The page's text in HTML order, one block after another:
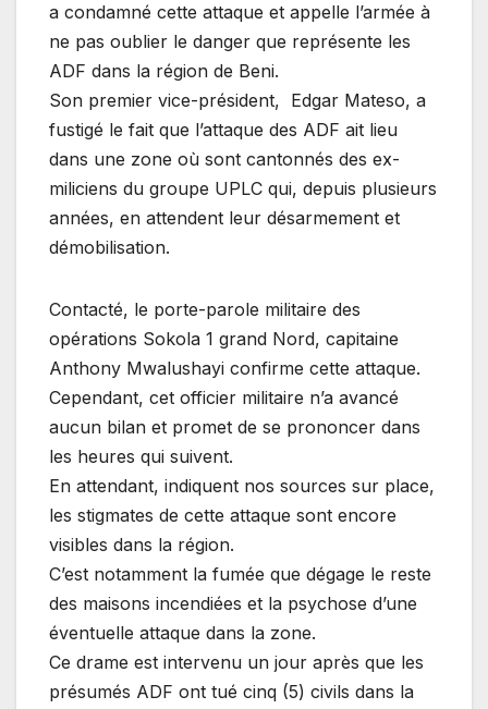
a condamné cette attaque et appelle l’armée à
ne pas oublier le danger que représente les
ADF dans la région de Beni.
Son premier vice-président, Edgar Mateso, a
fustigé le fait que l’attaque des ADF ait lieu
dans une zone où sont cantonnés des ex-
miliciens du groupe UPLC qui, depuis plusieurs
années, en attendent leur désarmement et
démobilisation.
Contacté, le porte-parole militaire des
opérations Sokola 1 grand Nord, capitaine
Anthony Mwalushayi confirme cette attaque.
Cependant, cet officier militaire n’a avancé
aucun bilan et promet de se prononcer dans
les heures qui suivent.
En attendant, indiquent nos sources sur place,
les stigmates de cette attaque sont encore
visibles dans la région.
C’est notamment la fumée que dégage le reste
des maisons incendiées et la psychose d’une
éventuelle attaque dans la zone.
Ce drame est intervenu un jour après que les
présumés ADF ont tué cinq (5) civils dans la